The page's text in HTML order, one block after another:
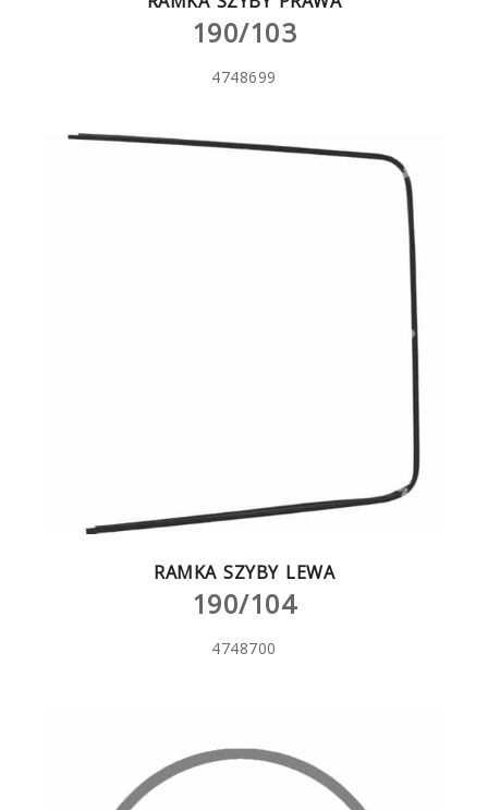
190/103
4748699
RAMKA SZYBY LEWA
190/104
4748700